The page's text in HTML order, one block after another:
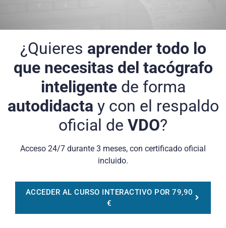
¿Quieres aprender todo lo
que necesitas del tacógrafo
inteligentede forma
autodidacta y con el respaldo
oficial de VDO?
Acceso 24/7 durante 3 meses, con certificado oficial
incluido.
ACCEDER AL CURSO INTERACTIVO POR 79,90
€